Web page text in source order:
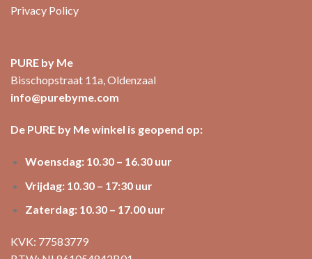
Privacy Policy
PURE by Me
Bisschopstraat 11a, Oldenzaal
info@purebyme.com
De PURE by Me winkel is geopend op:
Woensdag: 10.30 – 16.30 uur
Vrijdag: 10.30 – 17:30 uur
Zaterdag: 10.30 – 17.00 uur
KVK: 77583779